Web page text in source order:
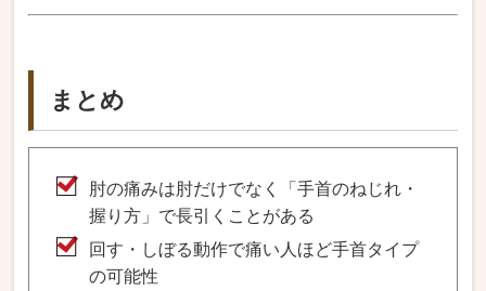
まとめ
肘の痛みは肘だけでなく「手首のねじれ・
握り方」で長引くことがある
回す・しぼる動作で痛い人ほど手首タイプ
の可能性